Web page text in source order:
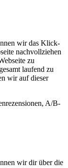
wir das Klick-
nachvollziehen
zu
laufend zu
wir auf dieser
A/B-
wir dir über die